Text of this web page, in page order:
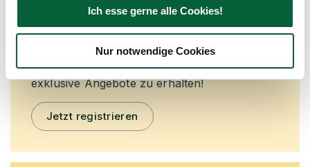
Ich esse gerne alle Cookies!
Nur notwendige Cookies
und Bewertungen flowzz noch besser zu
machen. Melde dich an, um dir deine
Lieblingsblüten zu merken, rechtzeitig über
Preisreduktionen informiert zu werden und
exklusive Angebote zu erhalten!
Jetzt registrieren